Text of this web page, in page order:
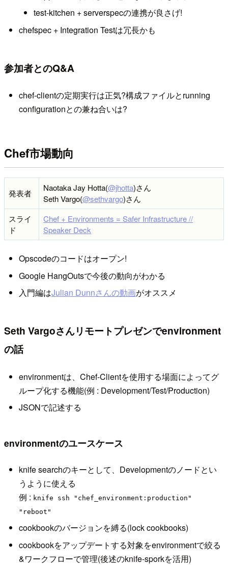
test-kitchen + serverspecの連携が良さげ!
chefspec + Integration Testは冗長かも
参加者とのQ&A
chef-clientの定期実行は正気?構成ファイルとrunning
configurationとの兼ね合いは?
Chef市場動向
発表者
Naotaka Jay Hotta(@jhotta)さん
Seth Vargo(@sethvargo)さん
スライ
ド
Chef + Environments = Safer Infrastructure //
Speaker Deck
Opscodeのコードはオープン!
Google HangOutsで今後の動向がわかる
入門編はJulian Dunnさんの動画がオススメ
Seth Vargoさんリモートプレゼンでenvironment
の話
environmentは、Chef-Clientを使用する場面によってグ
ループ化する機能(例 : Development/Test/Production)
JSONで記述する
environmentのユースケース
knife searchのキーとして、Developmentのノードとい
うように使える
例 : knife ssh "chef_environment:production"
"reboot"
cookbookのバージョンを縛る(lock cookbooks)
cookbookをアップデートする対象をenvironmentで絞る
&ワークフローで管理(後述のknife-sporkを活用)